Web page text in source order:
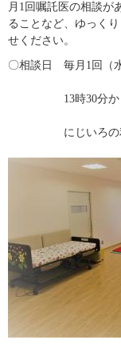
月1回嘱託医の相談が
ることなど、ゆっく
せください。
〇相談日　毎月1回（
13時30分から15
にじいろの利用